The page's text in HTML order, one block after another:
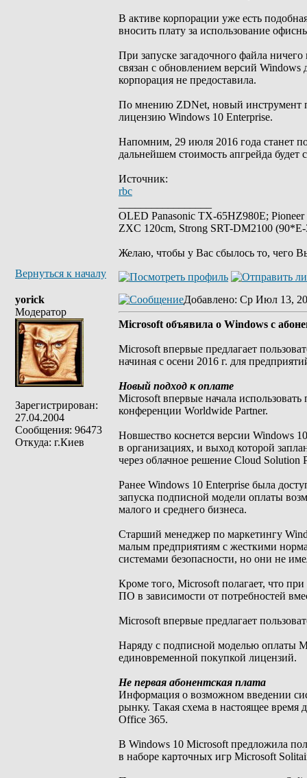
В активе корпорации уже есть
вносить плату за использование
При запуске загадочного файла
связан с обновлением версий
корпорация не предоставила.
По мнению ZDNet, новый инструмент
лицензию Windows 10 Enterprise.
Напомним, 29 июля 2016 года станет
дальнейшем стоимость апгрейда будет
Источник:
rbc
OLED Panasonic TX-65HZ980E;
ZXC 120cm, Strong SRT-DM2100
Желаю, чтобы у Вас сбылось то, чего
Вернуться к началу
yorick
Модератор
Зарегистрирован:
27.04.2004
Сообщения: 96473
Откуда: г.Киев
Добавлено: Ср Июл 13,
Microsoft объявила о Windows с
Microsoft впервые предлагает
начиная с осени 2016 г. для
Новый подход к оплате
Microsoft впервые начала
конференции Worldwide Partner.
Новшество коснется версии Windows
в организациях, и выход которой
через облачное решение Cloud Solution
Ранее Windows 10 Enterprise была
запуска подписной модели оплаты
малого и среднего бизнеса.
Старший менеджер по маркетингу
малым предприятиям с жесткими
системами безопасности, но они не
Кроме того, Microsoft полагает, что
ПО в зависимости от потребностей
Microsoft впервые предлагает
Наряду с подписной моделью оплаты
единовременной покупкой лицензий.
Не первая абонентская плата
Информация о возможном введении
рынку. Такая схема в настоящее время
Office 365.
В Windows 10 Microsoft предложила
в наборе карточных игр Microsoft